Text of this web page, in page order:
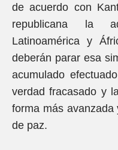
de acuerdo con
republicana la
Latinoamérica y
deberán parar esa
acumulado
verdad fracasado y
forma más
de paz.